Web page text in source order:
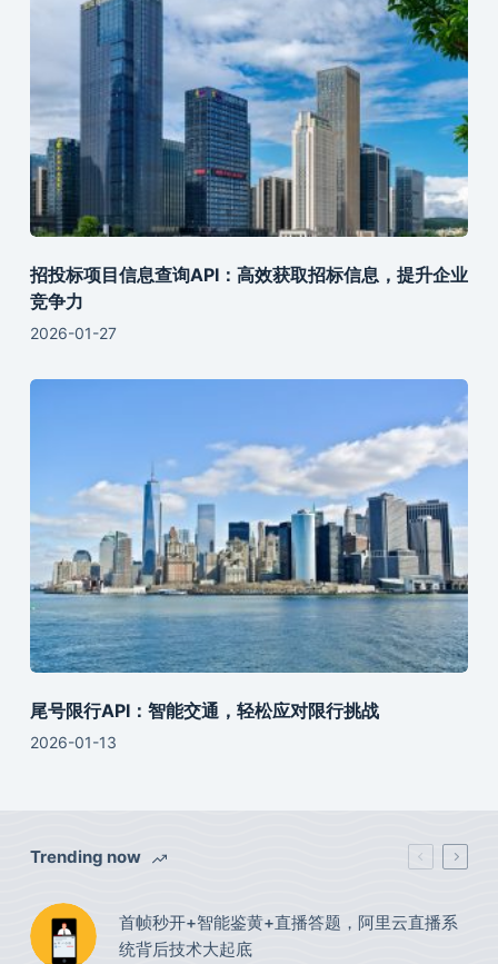
招投标项目信息查询API：高效获取招标信息，提升企业
竞争力
2026-01-27
尾号限行API：智能交通，轻松应对限行挑战
2026-01-13
Trending now
首帧秒开+智能鉴黄+直播答题，阿里云直播系
统背后技术大起底